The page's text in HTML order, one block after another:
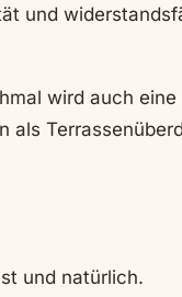
und
wird auch eine
als
und natürlich.